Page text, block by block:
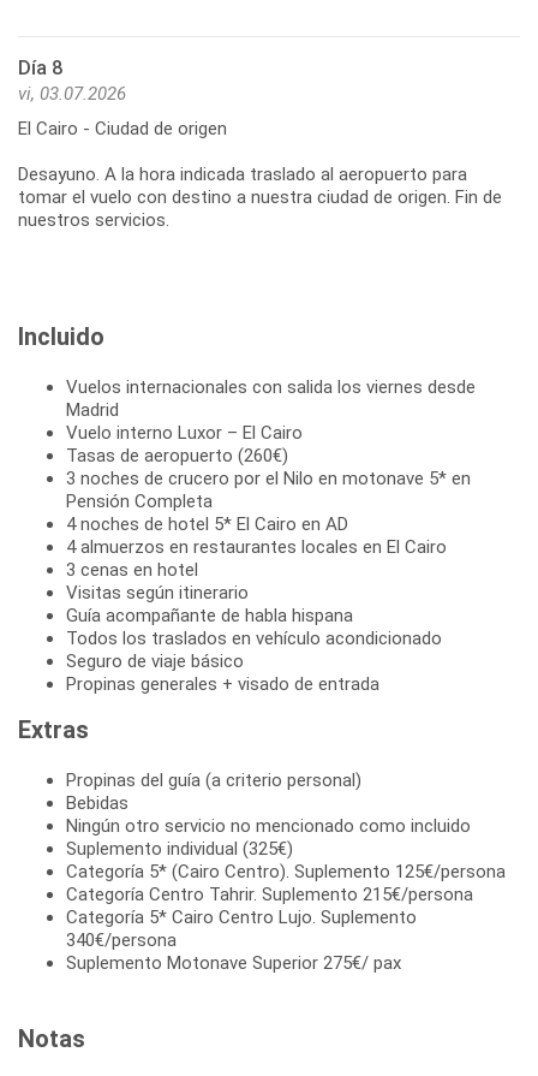
Día 8
vi, 03.07.2026
El Cairo - Ciudad de origen
Desayuno. A la hora indicada traslado al aeropuerto para
tomar el vuelo con destino a nuestra ciudad de origen. Fin de
nuestros servicios.
Incluido
Vuelos internacionales con salida los viernes desde
Madrid
Vuelo interno Luxor – El Cairo
Tasas de aeropuerto (260€)
3 noches de crucero por el Nilo en motonave 5* en
Pensión Completa
4 noches de hotel 5* El Cairo en AD
4 almuerzos en restaurantes locales en El Cairo
3 cenas en hotel
Visitas según itinerario
Guía acompañante de habla hispana
Todos los traslados en vehículo acondicionado
Seguro de viaje básico
Propinas generales + visado de entrada
Extras
Propinas del guía (a criterio personal)
Bebidas
Ningún otro servicio no mencionado como incluido
Suplemento individual (325€)
Categoría 5* (Cairo Centro). Suplemento 125€/persona
Categoría Centro Tahrir. Suplemento 215€/persona
Categoría 5* Cairo Centro Lujo. Suplemento
340€/persona
Suplemento Motonave Superior 275€/ pax
Notas